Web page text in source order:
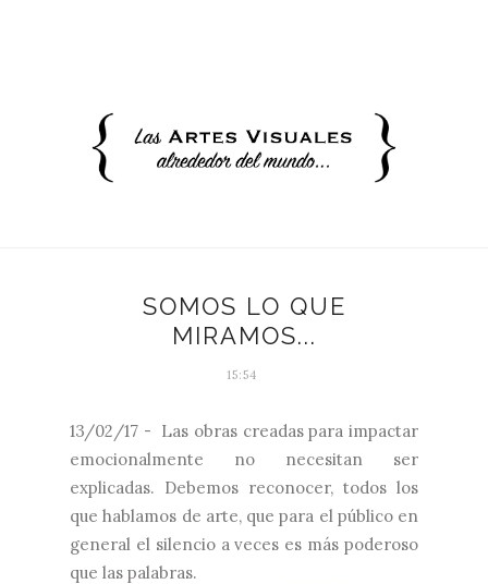
SOMOS LO QUE
MIRAMOS...
15:54
13/02/17 - Las obras creadas para impactar
emocionalmente no necesitan ser
explicadas. Debemos reconocer, todos los
que hablamos de arte, que para el público en
general el silencio a veces es más poderoso
que las palabras.